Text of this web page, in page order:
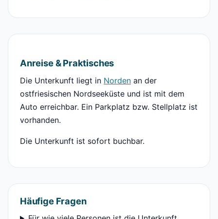
Anreise & Praktisches
Die Unterkunft liegt in Norden an der
ostfriesischen Nordseeküste und ist mit dem
Auto erreichbar. Ein Parkplatz bzw. Stellplatz ist
vorhanden.
Die Unterkunft ist sofort buchbar.
Häufige Fragen